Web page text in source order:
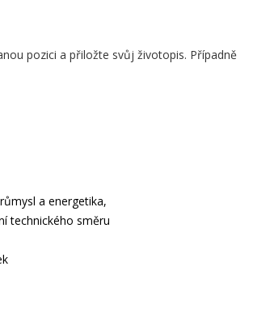
pozici a přiložte svůj životopis. Případně
a energetika,
technického směru